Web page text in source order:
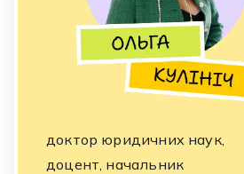
доктор юридичних наук,
доцент, начальник